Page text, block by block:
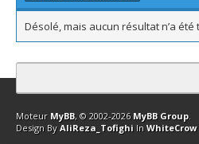
Désolé, mais aucun résultat n’a
Contact Club Affiliation
Moteur MyBB, © 2002-2026 MyBB Group.
Design By AliReza_Tofighi In